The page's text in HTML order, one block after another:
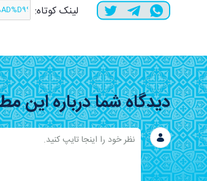
لینک کوتاه:
دیدگاه شما درباره این